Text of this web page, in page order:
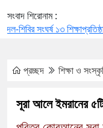
সংবাদ শিরোনাম :
সংঘর্ষ ১৩ শিক্ষাপ্রতিষ্ঠানে
প্রচ্ছদ শিক্ষা ও
সূরা আলে ইমরানের